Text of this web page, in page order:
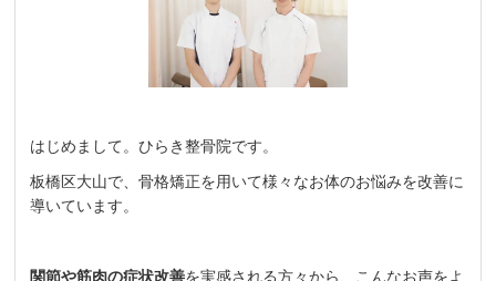
はじめまして。ひらき整骨院です。
板橋区大山で、骨格矯正を用いて様々なお体のお悩みを改善に
導いています。
関節や筋肉の症状改善を実感される方々から、こんなお声をよ